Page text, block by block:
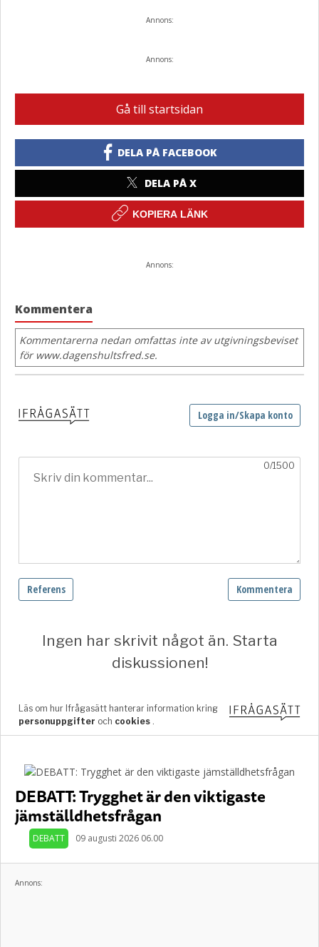
Annons:
Annons:
Gå till startsidan
DELA PÅ FACEBOOK
DELA PÅ X
KOPIERA LÄNK
Annons:
Kommentera
Kommentarerna nedan omfattas inte av utgivningsbeviset
för www.dagenshultsfred.se.
DEBATT: Trygghet är den viktigaste
jämställdhetsfrågan
DEBATT 09 augusti 2026 06.00
Annons: